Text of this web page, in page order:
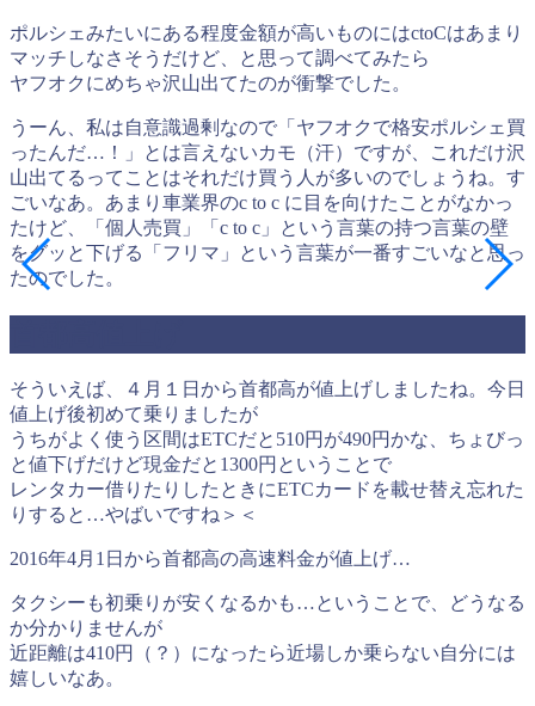
ポルシェみたいにある程度金額が高いものにはctoCはあまり
マッチしなさそうだけど、と思って調べてみたら
ヤフオクにめちゃ沢山出てたのが衝撃でした。
うーん、私は自意識過剰なので「ヤフオクで格安ポルシェ買
ったんだ…！」とは言えないカモ（汗）ですが、これだけ沢
山出てるってことはそれだけ買う人が多いのでしょうね。す
ごいなあ。あまり車業界のc to c に目を向けたことがなかっ
たけど、「個人売買」「c to c」という言葉の持つ言葉の壁
をグッと下げる「フリマ」という言葉が一番すごいなと思っ
たのでした。
そういえば、４月１日から首都高が値上げしましたね。今日
値上げ後初めて乗りましたが
うちがよく使う区間はETCだと510円が490円かな、ちょびっ
と値下げだけど現金だと1300円ということで
レンタカー借りたりしたときにETCカードを載せ替え忘れた
りすると…やばいですね＞＜
2016年4月1日から首都高の高速料金が値上げ…
タクシーも初乗りが安くなるかも…ということで、どうなる
か分かりませんが
近距離は410円（？）になったら近場しか乗らない自分には
嬉しいなあ。